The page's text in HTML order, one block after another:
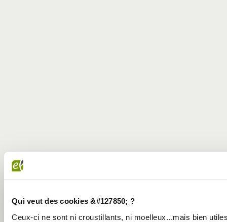
Qui veut des cookies &#127850; ?
Ceux-ci ne sont ni croustillants, ni moelleux...mais bien